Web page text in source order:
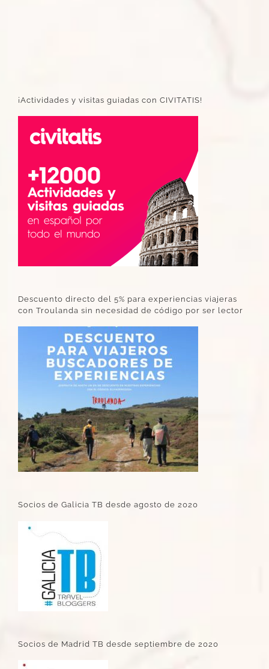
¡Actividades y visitas guiadas con CIVITATIS!
Descuento directo del 5% para experiencias viajeras
con Troulanda sin necesidad de código por ser lector
Socios de Galicia TB desde agosto de 2020
Socios de Madrid TB desde septiembre de 2020